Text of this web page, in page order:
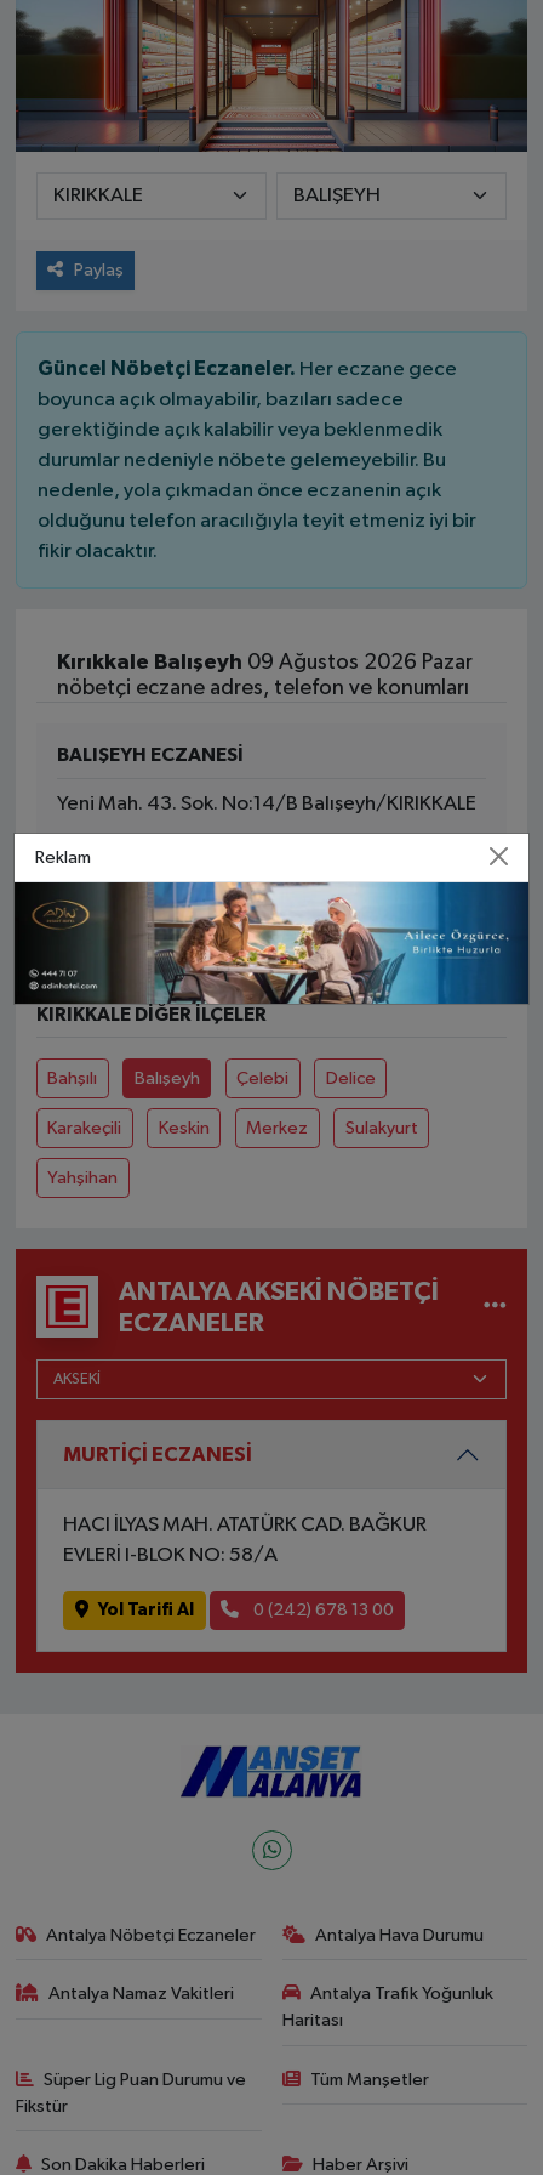
Paylaş
Güncel Nöbetçi Eczaneler. Her eczane gece
boyunca açık olmayabilir, bazıları sadece
gerektiğinde açık kalabilir veya beklenmedik
durumlar nedeniyle nöbete gelemeyebilir. Bu
nedenle, yola çıkmadan önce eczanenin açık
olduğunu telefon aracılığıyla teyit etmeniz iyi bir
fikir olacaktır.
Kırıkkale Balışeyh 09 Ağustos 2026 Pazar
nöbetçi eczane adres, telefon ve konumları
BALIŞEYH ECZANESİ
Yeni Mah. 43. Sok. No:14/B Balışeyh/KIRIKKALE
KIRIKKALE DIĞER İLÇELER
Bahşılı Balışeyh Çelebi Delice
Karakeçili Keskin Merkez Sulakyurt
Yahşihan
ANTALYA AKSEKI NÖBETÇI
ECZANELER
MURTİÇİ ECZANESİ
HACI İLYAS MAH. ATATÜRK CAD. BAĞKUR
EVLERİ I-BLOK NO: 58/A
Yol Tarifi Al 0 (242) 678 13 00
Antalya Nöbetçi Eczaneler Antalya Hava Durumu
Antalya Namaz Vakitleri
Antalya Trafik Yoğunluk
Haritası
Süper Lig Puan Durumu ve
Fikstür
Tüm Manşetler
Son Dakika Haberleri Haber Arşivi
Reklam